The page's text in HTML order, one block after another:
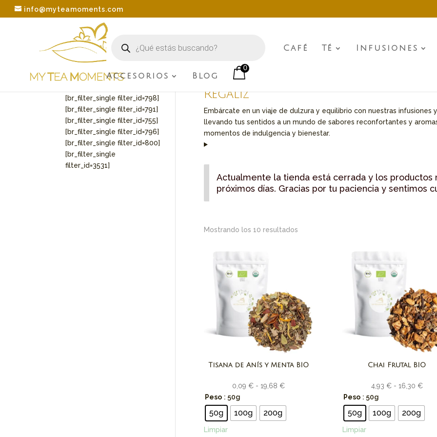
info@myteamoments.com
productos
Café Té Infusiones
Accesorios Blog
0
Inicio / Ingredientes del producto / Regaliz
Regaliz
Embárcate en un viaje de dulzura y equilibrio con nuestras
llevando tus sentidos a un mundo de sabores reconfortantes y
momentos de indulgencia y bienestar.
Actualmente la tienda está cerrada y los productos
próximos días. Gracias por tu paciencia y sentimos
Mostrando los 10 resultados
Tisana de Anís y Menta BIO
0,09€ - 19,68€Rango
precios:
desde
Peso : 50g
50g 100g 200g
Limpiar
Chai Frutal BIO
4,93 € - 16,30 €
Peso : 50g
50g 100g 200g
Limpiar
[br_filter_single
[br_filter_single filter_id=798]
[br_filter_single filter_id=791]
[br_filter_single filter_id=755]
[br_filter_single filter_id=796]
[br_filter_single filter_id=800]
[br_filter_single
filter_id=3531]